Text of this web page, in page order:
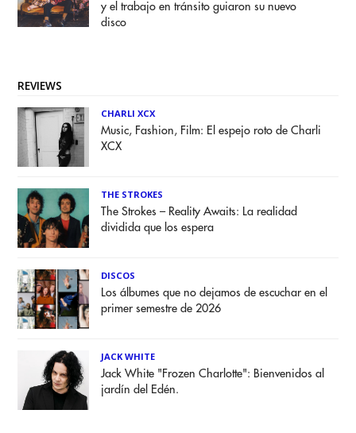
y el trabajo en tránsito guiaron su nuevo
disco
REVIEWS
CHARLI XCX
Music, Fashion, Film: El espejo roto de Charli
XCX
THE STROKES
The Strokes – Reality Awaits: La realidad
dividida que los espera
DISCOS
Los álbumes que no dejamos de escuchar en el
primer semestre de 2026
JACK WHITE
Jack White "Frozen Charlotte": Bienvenidos al
jardín del Edén.